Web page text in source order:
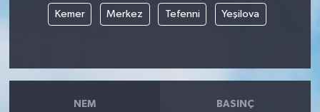
Kemer Merkez Tefenni Yeşilova
NEM BASINÇ
SAĞLIK
SPOR